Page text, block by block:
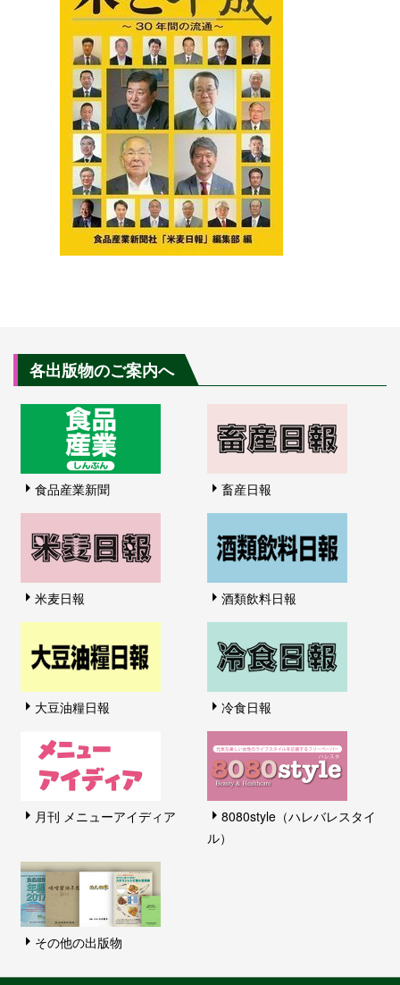
各出版物のご案内へ
食品産業新聞 畜産日報
米麦日報 酒類飲料日報
大豆油糧日報 冷食日報
月刊 メニューアイディア
8080style（ハレバレスタイ
ル）
その他の出版物